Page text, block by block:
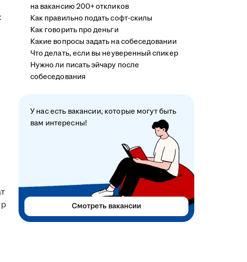
на вакансию 200+ откликов
Как правильно подать софт-скилы
Как говорить про деньги
Какие вопросы задать на собеседовании
Что делать, если вы неуверенный спикер
Нужно ли писать эйчару после
собеседования
У нас есть вакансии, которые могут быть
вам интересны!
Смотреть вакансии